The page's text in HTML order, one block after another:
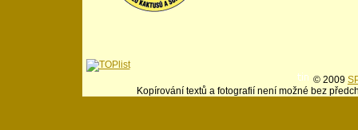
© 2009
Kopírování textů a fotografií není možné bez